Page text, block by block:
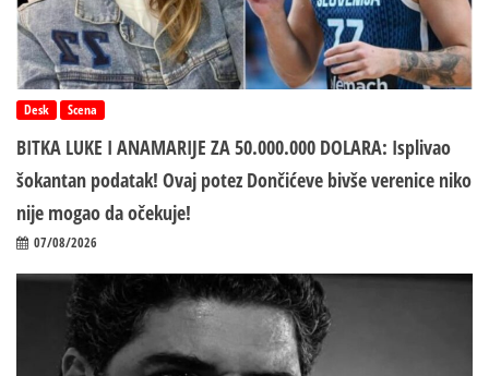
Desk Scena
BITKA LUKE I ANAMARIJE ZA 50.000.000 DOLARA: Isplivao
šokantan podatak! Ovaj potez Dončićeve bivše verenice niko
nije mogao da očekuje!
07/08/2026